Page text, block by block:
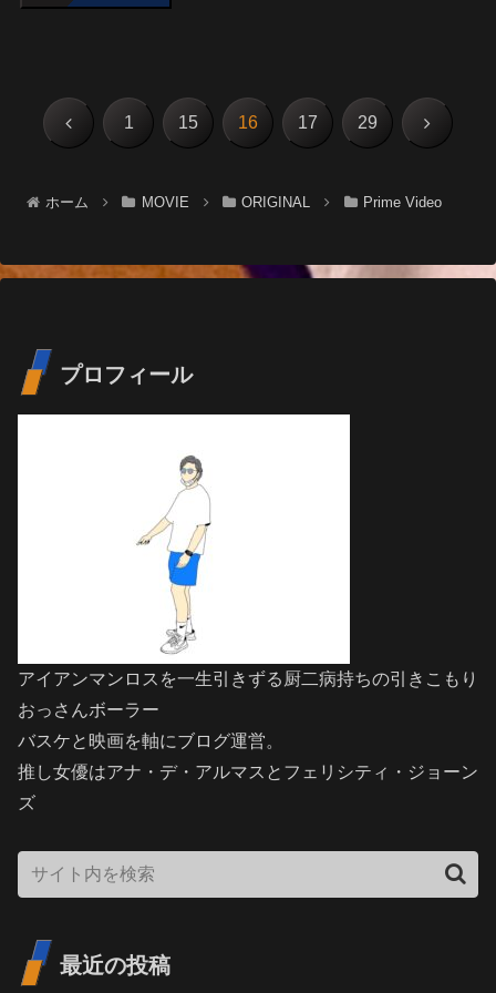
前 1 15 16 17 29 次
ホーム MOVIE ORIGINAL Prime Video
プロフィール
アイアンマンロスを一生引きずる厨二病持ちの引きこもり
おっさんボーラー
バスケと映画を軸にブログ運営。
推し女優はアナ・デ・アルマスとフェリシティ・ジョーン
ズ
最近の投稿